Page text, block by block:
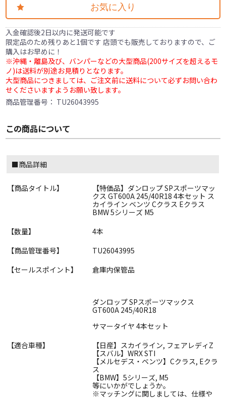
お気に入り
入金確認後2日以内に発送可能です
限定品のため残りあと1個です 店頭でも販売しておりますので、ご
購入はお早めに！
※沖縄・離島及び、バンパーなどの大型商品(200サイズを超えるモ
ノ)は送料が別途お見積りとなります。
大型商品につきましては、ご注文前に送料について必ずお問い合わ
せくださいますようお願い致します。
商品管理番号： TU26043995
この商品について
■商品詳細
【商品タイトル】
【特価品】ダンロップ SPスポーツマッ
クス GT600A 245/40R18 4本セット ス
カイライン ベンツ Cクラス Eクラス
BMW 5シリーズ M5
【数量】
4本
【商品管理番号】
TU26043995
【セールスポイント】
倉庫内保管品
ダンロップ SPスポーツマックス
GT600A 245/40R18
サマータイヤ 4本セット
【適合車種】
【日産】スカイライン, フェアレディZ
【スバル】WRX STI
【メルセデス・ベンツ】Cクラス, Eクラ
ス
【BMW】5シリーズ, M5
等にいかがでしょうか。
※マッチングに関しましては、仕様や